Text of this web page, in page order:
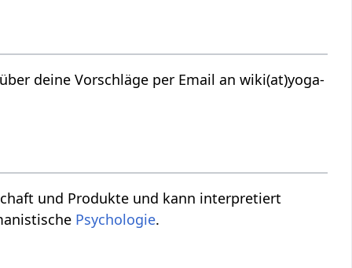
Psychologie.